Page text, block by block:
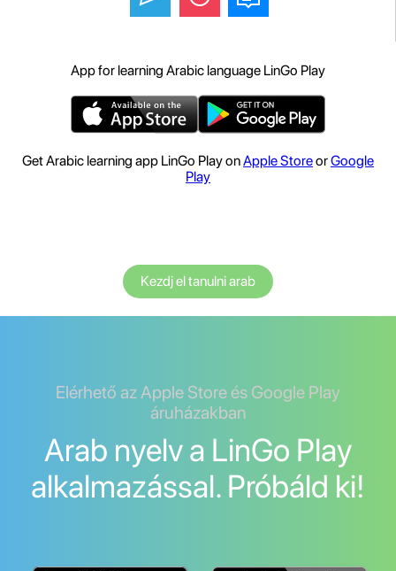
App for learning Arabic language LinGo Play
Get Arabic learning app LinGo Play onApple StoreorGoogle
Play
Kezdj el tanulni arab
Elérhető az Apple Store és Google Play
áruházakban
Arab nyelv a LinGo Play
alkalmazással. Próbáld ki!